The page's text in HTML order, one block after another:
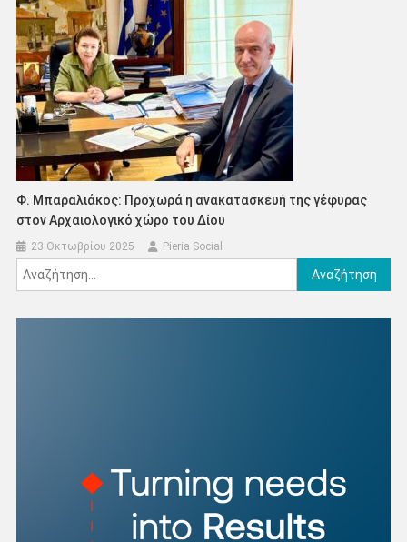
Φ. Μπαραλιάκος: Προχωρά η ανακατασκευή της γέφυρας
στον Αρχαιολογικό χώρο του Δίου
23 Οκτωβρίου 2025 Pieria Social
Αναζήτηση
για: